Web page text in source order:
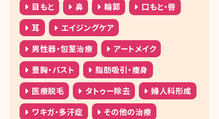
目もと 鼻 輪郭
口もと・唇
耳
エイジングケア
男性器・包茎治療
アートメイク
豊胸・バスト
脂肪吸引・痩身
医療脱毛
タトゥー除去
婦人科形成
ワキガ・多汗症
その他の治療